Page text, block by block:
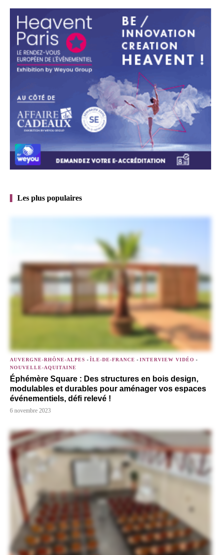
Les plus populaires
AUVERGNE-RHÔNE-ALPES - ÎLE-DE-FRANCE - INTERVIEW VIDÉO -
NOUVELLE-AQUITAINE
Éphémère Square : Des structures en bois design,
modulables et durables pour aménager vos espaces
événementiels, défi relevé !
6 novembre 2023